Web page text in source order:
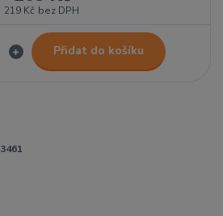
219 Kč bez DPH
Přidat do košíku